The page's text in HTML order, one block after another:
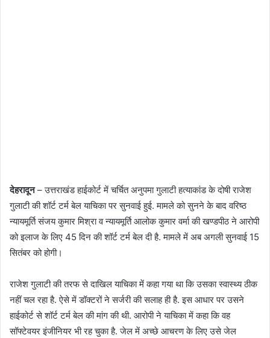
देहरादून– उत्तराखंड हाईकोर्ट में चर्चित अनुपमा गुलाटी हत्याकांड के दोषी राजेश
गुलाटी की शॉर्ट टर्म बेल याचिका पर सुनवाई हुई. मामले को सुनने के बाद वरिष्ठ
न्यायमूर्ति संजय कुमार मिश्रा व न्यायमूर्ति आलोक कुमार वर्मा की खण्डपीठ ने आरोपी
को इलाज के लिए 45 दिन की शॉर्ट टर्म बेल दी है. मामले में अब अगली सुनवाई 15
सितंबर को होगी।
राजेश गुलाटी की तरफ से दाखिल याचिका में कहा गया था कि उसका स्वास्थ्य ठीक
नहीं चल रहा है. ऐसे में डॉक्टरों ने सर्जरी की सलाह ही है. इस आधार पर उसने
हाईकोर्ट से शॉर्ट टर्म बेल की मांग की थी. आरोपी ने याचिका में कहा कि वह
सॉफ्टेवयर इंजीनियर भी रह चुका है. जेल में अच्छे आचरण के लिए उसे जेल